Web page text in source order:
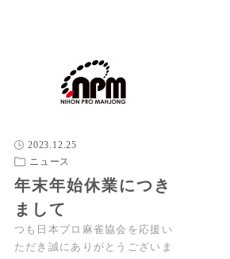
2023.12.25
ニュース
年末年始休業につき
まして
つも日本プロ麻雀協会を応援い
ただき誠にありがとうございま